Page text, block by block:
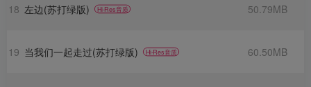
18 左边(苏打绿版) Hi-Res音质 50.79MB
19 当我们一起走过(苏打绿版) Hi-Res音质 60.50MB